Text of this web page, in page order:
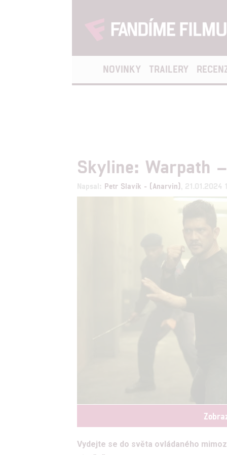
NOVINKY TRAILERY
Skyline: Warpath
Napsal: Petr Slavík - (Anarvin) , 21.01.2024
Vydejte se do světa ovládaného